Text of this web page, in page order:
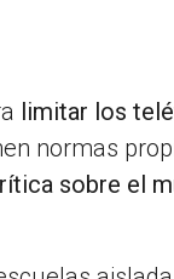
limitar los
normas
sobre el